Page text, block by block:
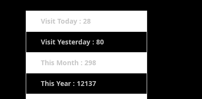
Visit Today : 28
Visit Yesterday : 80
This Month : 298
This Year : 12137